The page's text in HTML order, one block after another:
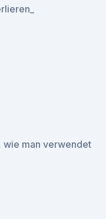
man verwendet